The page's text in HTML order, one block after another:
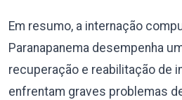
Em resumo, a internação
Paranapanema desempenha
recuperação e reabilitação de
enfrentam graves problemas